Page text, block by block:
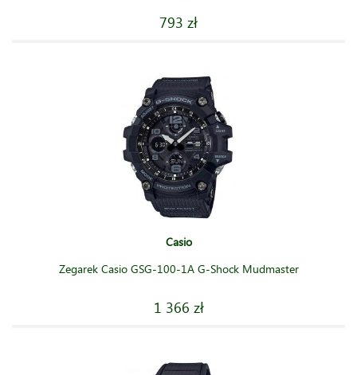
793 zł
Casio
Zegarek Casio GSG-100-1A G-Shock Mudmaster
1 366 zł